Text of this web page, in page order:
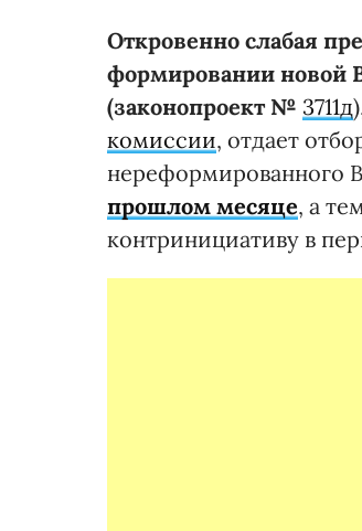
Откровенно слабая
формировании новой
(законопроект № 3711д
комиссии, отдает
нереформированного
прошлом месяце, а
контринициативу в